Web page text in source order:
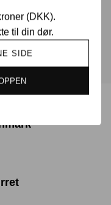
(DKK).
til din dør.
SIDE